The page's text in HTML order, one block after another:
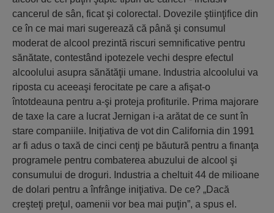
cancerul de sân, ficat şi colorectal. Dovezile ştiinţifice din
ce în ce mai mari sugerează că până şi consumul
moderat de alcool prezintă riscuri semnificative pentru
sănătate, contestând ipotezele vechi despre efectul
alcoolului asupra sănătăţii umane. Industria alcoolului va
riposta cu aceeaşi ferocitate pe care a afişat-o
întotdeauna pentru a-şi proteja profiturile. Prima majorare
de taxe la care a lucrat Jernigan i-a arătat de ce sunt în
stare companiile. Iniţiativa de vot din California din 1991
ar fi adus o taxă de cinci cenţi pe băutură pentru a finanţa
programele pentru combaterea abuzului de alcool şi
consumului de droguri. Industria a cheltuit 44 de milioane
de dolari pentru a înfrânge iniţiativa. De ce? „Dacă
creşteţi preţul, oamenii vor bea mai puţin”, a spus el.